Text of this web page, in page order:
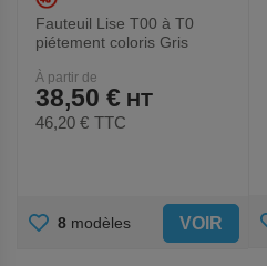
Fauteuil Lise T00 à T0
piétement coloris Gris
À partir de
38,50 €
46,20 € TTC
AJOUTER
8 modèles VOIR